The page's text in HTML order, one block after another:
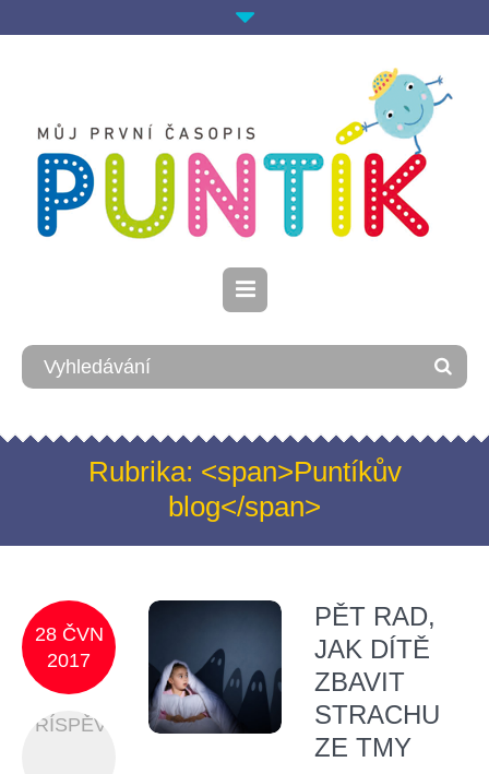
Rubrika: <span>Puntíkův
blog</span>
28 ČVN
2017
PŘÍSPĚVEK
PĚT RAD,
JAK DÍTĚ
ZBAVIT
STRACHU
ZE TMY